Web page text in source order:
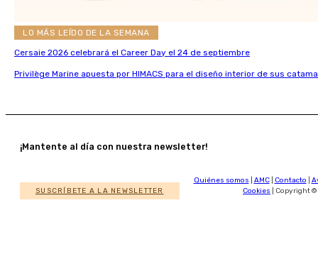
LO MÁS LEÍDO DE LA SEMANA
Cersaie 2026 celebrará el Career Day el 24 de septiembre
Privilège Marine apuesta por HIMACS para el diseño interior de sus
¡Mantente al día con nuestra newsletter!
SUSCRÍBETE A LA NEWSLETTER
Quiénes somos AMC| Contacto
Cookies | Copyright